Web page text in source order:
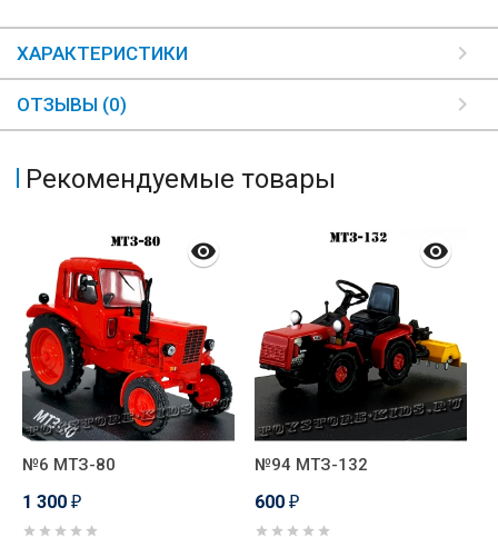
ХАРАКТЕРИСТИКИ
ОТЗЫВЫ (0)
Рекомендуемые товары
№6 МТЗ-80
1 300 ₽
№94 МТЗ-132
600 ₽